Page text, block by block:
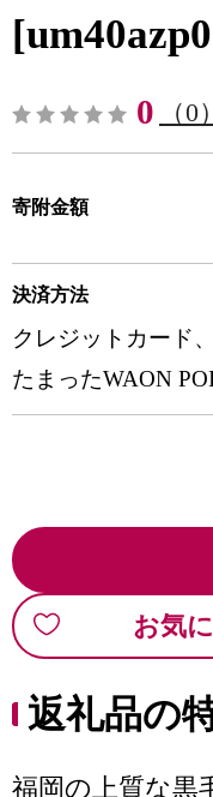
0 （0）
寄附金額
決済方法
クレジットカード
たまったWAON
お気
返礼品の
福岡の上質な黒